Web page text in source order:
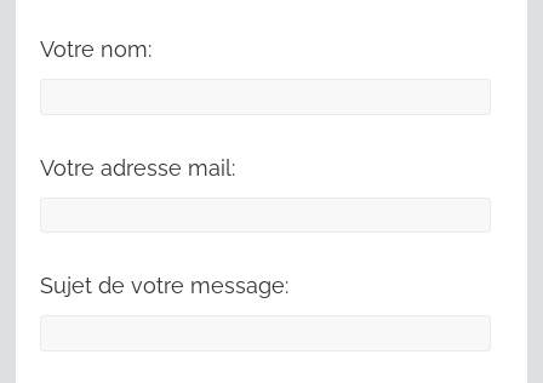
Votre nom:
Votre adresse mail:
Sujet de votre message: